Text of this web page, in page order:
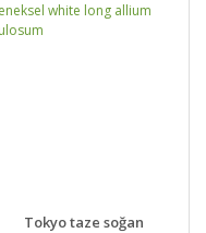
DETAYLAR SEPETE EKLE
Tokyo taze soğan